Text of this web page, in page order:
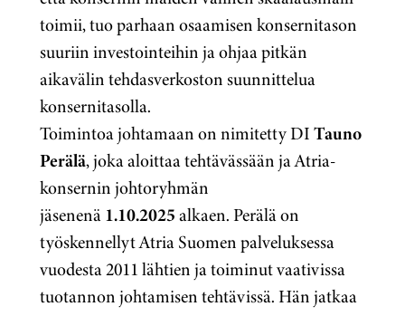
toimii, tuo parhaan osaamisen konsernitason
suuriin investointeihin ja ohjaa pitkän
aikavälin tehdasverkoston suunnittelua
konsernitasolla.
Toimintoa johtamaan on nimitetty DITauno
Perälä, joka aloittaa tehtävässään ja Atria-
konsernin johtoryhmän
jäsenenä1.10.2025alkaen. Perälä on
työskennellyt Atria Suomen palveluksessa
vuodesta 2011 lähtien ja toiminut vaativissa
tuotannon johtamisen tehtävissä. Hän jatkaa